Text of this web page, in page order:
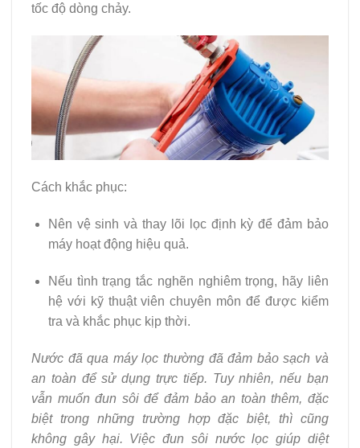
tốc độ dòng chảy.
Cách khắc phục:
Nên vệ sinh và thay lõi lọc định kỳ để đảm bảo
máy hoạt động hiệu quả.
Nếu tình trạng tắc nghẽn nghiêm trọng, hãy liên
hệ với kỹ thuật viên chuyên môn để được kiểm
tra và khắc phục kịp thời.
Nước đã qua máy lọc thường đã đảm bảo sạch và
an toàn để sử dụng trực tiếp. Tuy nhiên, nếu bạn
vẫn muốn đun sôi để đảm bảo an toàn thêm, đặc
biệt trong những trường hợp đặc biệt, thì cũng
không gây hại. Việc đun sôi nước lọc giúp diệt